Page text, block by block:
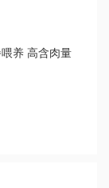
养 高含肉量